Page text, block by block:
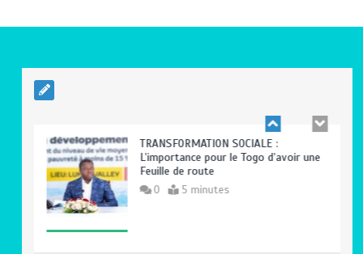
TRANSFORMATION SOCIALE :
L’importance pour le Togo d’avoir une
Feuille de route
0 5 minutes